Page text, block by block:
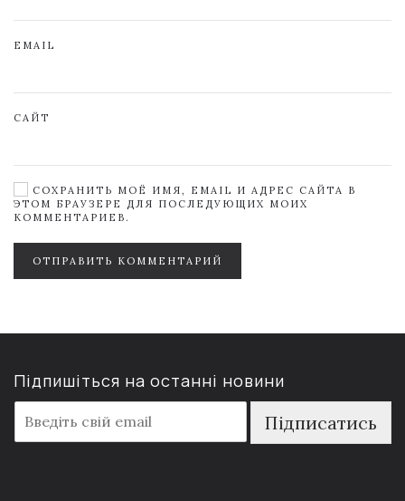
EMAIL
САЙТ
СОХРАНИТЬ МОЁ ИМЯ, EMAIL И АДРЕС САЙТА В
ЭТОМ БРАУЗЕРЕ ДЛЯ ПОСЛЕДУЮЩИХ МОИХ
КОММЕНТАРИЕВ.
ОТПРАВИТЬ КОММЕНТАРИЙ
Підпишіться на останні новини
m
a
Підписатись